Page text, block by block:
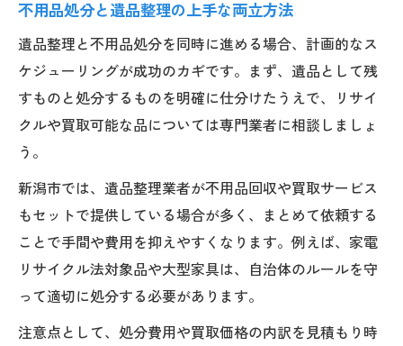
不用品処分と遺品整理の上手な両立方法
遺品整理と不用品処分を同時に進める場合、計画的なス
ケジューリングが成功のカギです。まず、遺品として残
すものと処分するものを明確に仕分けたうえで、リサイ
クルや買取可能な品については専門業者に相談しましょ
う。
新潟市では、遺品整理業者が不用品回収や買取サービス
もセットで提供している場合が多く、まとめて依頼する
ことで手間や費用を抑えやすくなります。例えば、家電
リサイクル法対象品や大型家具は、自治体のルールを守
って適切に処分する必要があります。
注意点として、処分費用や買取価格の内訳を見積もり時